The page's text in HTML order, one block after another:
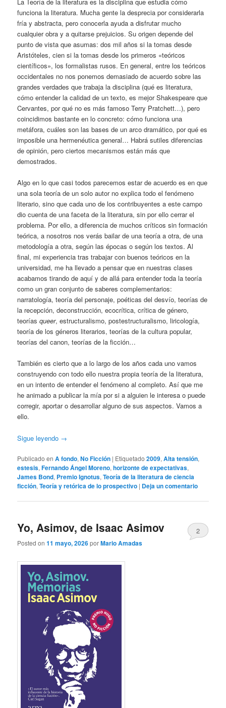
funciona la literatura. Mucha gente la desprecia por considerarla
fría y abstracta, pero conocerla ayuda a disfrutar mucho
cualquier obra y a quitarse prejuicios. Su origen depende del
punto de vista que asumas: dos mil años si la tomas desde
Aristóteles, cien si la tomas desde los primeros «teóricos
científicos», los formalistas rusos. En general, entre los teóricos
occidentales no nos ponemos demasiado de acuerdo sobre las
grandes verdades que trabaja la disciplina (qué es literatura,
cómo entender la calidad de un texto, es mejor Shakespeare que
Cervantes, por qué no es más famoso Terry Pratchett…), pero
coincidimos bastante en lo concreto: cómo funciona una
metáfora, cuáles son las bases de un arco dramático, por qué es
imposible una hermenéutica general… Habrá sutiles diferencias
de opinión, pero ciertos mecanismos están más que
demostrados.
Algo en lo que casi todos parecemos estar de acuerdo es en que
una sola teoría de un solo autor no explica todo el fenómeno
literario, sino que cada uno de los contribuyentes a este campo
dio cuenta de una faceta de la literatura, sin por ello cerrar el
problema. Por ello, a diferencia de muchos críticos sin formación
teórica, a nosotros nos verás bailar de una teoría a otra, de una
metodología a otra, según las épocas o según los textos. Al
final, mi experiencia tras trabajar con buenos teóricos en la
universidad, me ha llevado a pensar que en nuestras clases
acabamos tirando de aquí y de allá para entender toda la teoría
como un gran conjunto de saberes complementarios:
narratología, teoría del personaje, poéticas del desvío, teorías de
la recepción, deconstrucción, ecocrítica, crítica de género,
teoríasqueer, estructuralismo, postestructuralismo, liricología,
teoría de los géneros literarios, teorías de la cultura popular,
teorías del canon, teorías de la ficción…
También es cierto que a lo largo de los años cada uno vamos
construyendo con todo ello nuestra propia teoría de la literatura,
en un intento de entender el fenómeno al completo. Así que me
he animado a publicar la mía por si a alguien le interesa o puede
corregir, aportar o desarrollar alguno de sus aspectos. Vamos a
ello.
Sigue leyendo →
Publicado en A fondo,No Ficción | Etiquetado 2009,Alta tensión,
estesis,Fernando Ángel Moreno,horizonte de expectativas,
James Bond, Premio Ignotus,Teoría de la literatura de ciencia
ficción,Teoría y retórica de lo prospectivo | Deja un comentario
Yo, Asimov, de Isaac Asimov
Posted on11 mayo, 2026porMario Amadas
2